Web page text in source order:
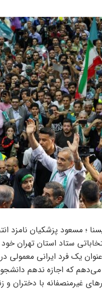
؛ مسعود پزشکیان
گردهمایی انتخاباتی ستاد
عنوان یک فرد ایرانی
که اجازه ندهم
غیرمنصفانه با دختران و